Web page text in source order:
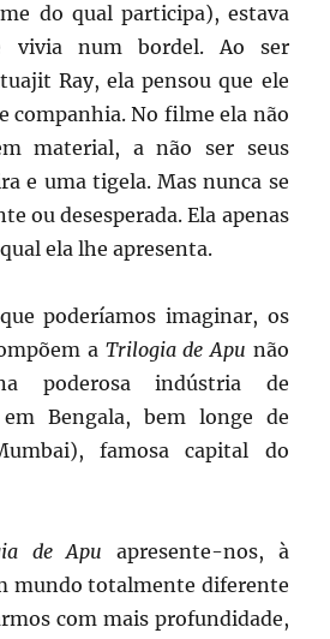
do qual participa), estava
vivia num bordel. Ao ser
Ray, ela pensou que ele
companhia. No filme ela não
material, a não ser seus
e uma tigela. Mas nunca se
ou desesperada. Ela apenas
ela lhe apresenta.
poderíamos imaginar, os
a Trilogia de Apu não
poderosa indústria de
Bengala, bem longe de
famosa capital do
de Apu apresente-nos, à
mundo totalmente diferente
com mais profundidade,